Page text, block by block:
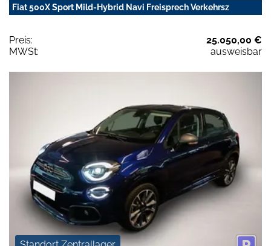
Fiat 500X Sport Mild-Hybrid Navi Freisprech Verkehrsz
Preis:
25.050,00 €
MWSt:
ausweisbar